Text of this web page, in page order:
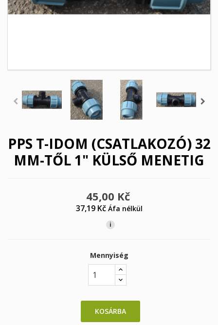
PPS T-IDOM (CSATLAKOZÓ) 32
MM-TŐL 1" KÜLSŐ MENETIG
45,00 Kč
37,19 Kč Áfa nélkül
i
Mennyiség
KOSÁRBA